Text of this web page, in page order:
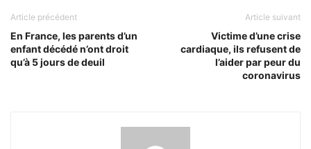
Article précédent
En France, les parents d’un
enfant décédé n’ont droit
qu’à 5 jours de deuil
Article suivant
Victime d’une crise
cardiaque, ils refusent de
l’aider par peur du
coronavirus